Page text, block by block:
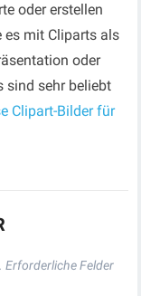
oder erstellen
es mit Cliparts als
oder
sind sehr beliebt
Clipart-Bilder für
Erforderliche Felder